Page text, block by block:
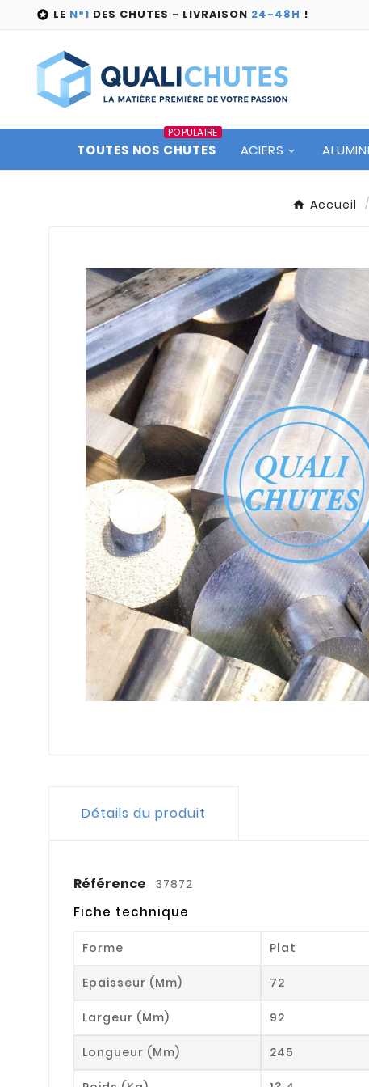
 LE N°1 DES CHUTES - LIVRAISON 24-48H !
TOUTES NOS CHUTES
POPULAIRE
ACIERS
Accueil
Détails du produit
Référence 37872
Fiche technique
Forme Plat
Epaisseur (mm) 72
Largeur (mm) 92
Longueur (mm) 245